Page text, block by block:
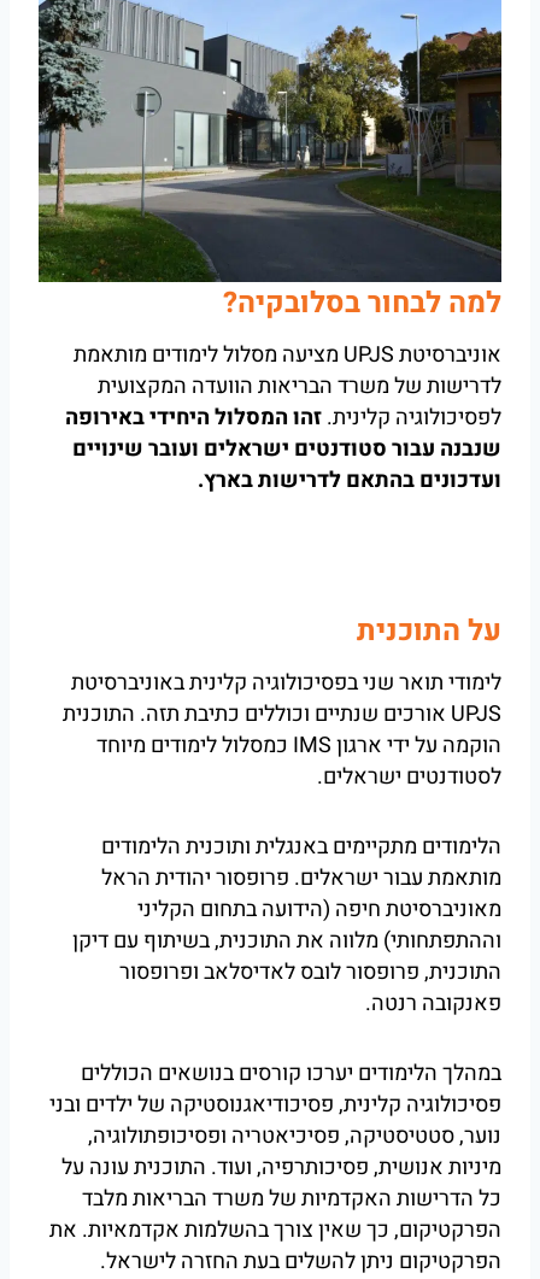
למה לבחור בסלובקיה?
אוניברסיטת UPJS מציעה מסלול לימודים מותאמת
לדרישות של משרד הבריאות הוועדה המקצועית
לפסיכולוגיה קלינית.זהו המסלול היחידי באירופה
שנבנה עבור סטודנטים ישראלים ועובר שינויים
ועדכונים בהתאם לדרישות בארץ.
על התוכנית
לימודי תואר שני בפסיכולוגיה קלינית באוניברסיטת
UPJS אורכים שנתיים וכוללים כתיבת תזה. התוכנית
הוקמה על ידי ארגון IMS כמסלול לימודים מיוחד
לסטודנטים ישראלים.
הלימודים מתקיימים באנגלית ותוכנית הלימודים
מותאמת עבור ישראלים. פרופסור יהודית הראל
מאוניברסיטת חיפה (הידועה בתחום הקליני
וההתפתחותי) מלווה את התוכנית, בשיתוף עם דיקן
התוכנית, פרופסור לובס לאדיסלאב ופרופסור
פאנקובה רנטה.
במהלך הלימודים יערכו קורסים בנושאים הכוללים
פסיכולוגיה קלינית, פסיכודיאגנוסטיקה של ילדים ובני
נוער, סטטיסטיקה, פסיכיאטריה ופסיכופתולוגיה,
מיניות אנושית, פסיכותרפיה, ועוד. התוכנית עונה על
כל הדרישות האקדמיות של משרד הבריאות מלבד
הפרקטיקום, כך שאין צורך בהשלמות אקדמאיות. את
הפרקטיקום ניתן להשלים בעת החזרה לישראל.